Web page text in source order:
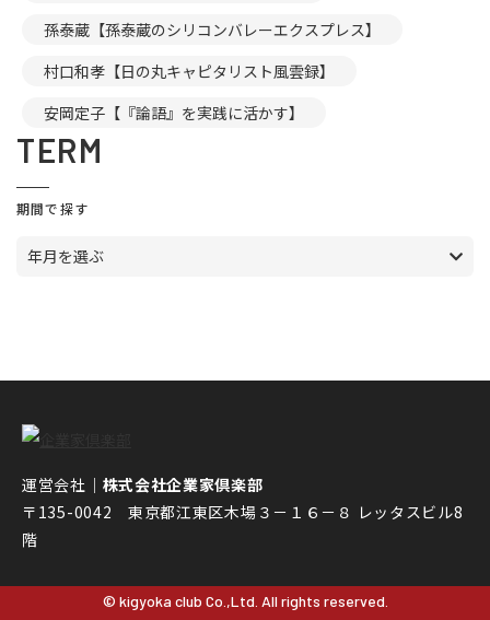
孫泰蔵【孫泰蔵のシリコンバレーエクスプレス】
村口和孝【日の丸キャピタリスト風雲録】
安岡定子【『論語』を実践に活かす】
TERM
期間で探す
年月を選ぶ
運営会社｜ 株式会社企業家倶楽部
〒135-0042 東京都江東区木場３－１６－８ レッタスビル8
階
© kigyoka club Co.,Ltd. All rights reserved.